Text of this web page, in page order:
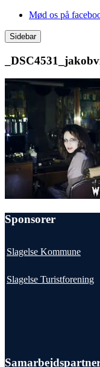
Videre
indhold
Mød os på
Sidebar
Sponsorer
Slagelse Kommune
Slagelse Turistforening